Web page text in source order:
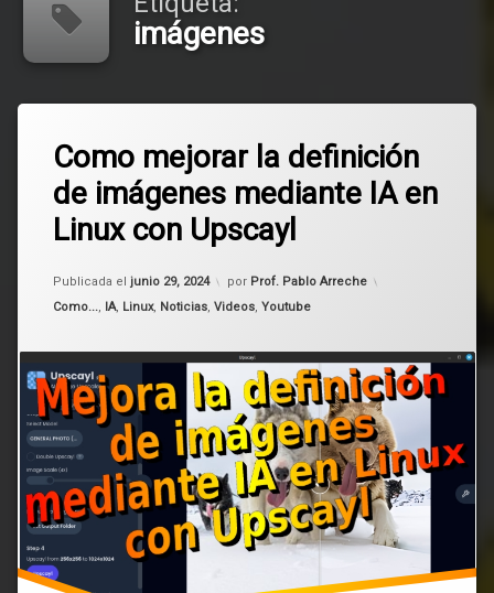
imágenes
Como mejorar la definición
de imágenes mediante IA en
Linux con Upscayl
Publicada el junio 29, 2024
Actualizado el junio 29, 2024
por Prof. Pablo Arreche
Categorías:
Como..., IA, Linux, Noticias, Videos, Youtube
imágenes
Linux
un
comentario
en
Como
mejorar
la
de
imágenes
Linux
con
Upscayl